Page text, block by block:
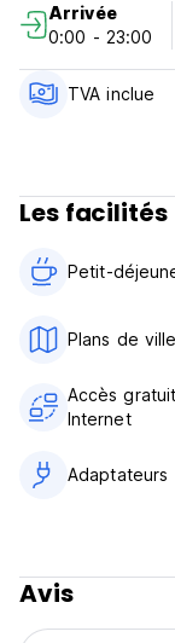
(L'établissement
votre carte avant
Taxes incluses.
Politique
original language)
Arrivée
0:00 - 23:00
TVA inclue
Les facilités
Petit-
Plans de
Accès
Internet
Adaptateurs
Avis